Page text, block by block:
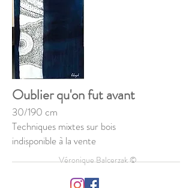
Oublier qu'on fut avant
30/190 cm
Techniques mixtes sur bois
indisponible à la vente
Véronique Balcerzak ©